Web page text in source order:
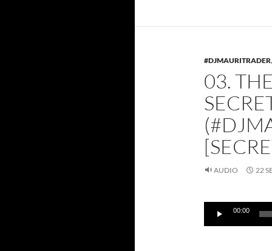
#DJMAURITRADER,
03.
AUDIO 22
Reproductor
audio
00:00